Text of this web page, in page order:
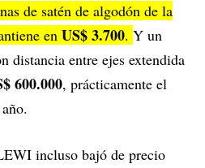
de satén de algodón de la
en US$ 3.700. Y un
distancia entre ejes extendida
600.000, prácticamente el
incluso bajó de precio